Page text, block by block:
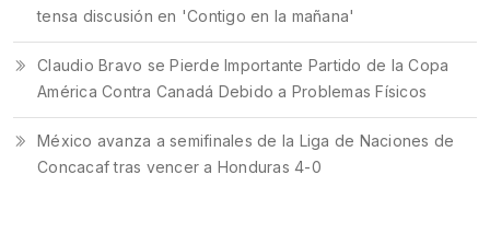
tensa discusión en 'Contigo en la mañana'
Claudio Bravo se Pierde Importante Partido de la Copa
América Contra Canadá Debido a Problemas Físicos
México avanza a semifinales de la Liga de Naciones de
Concacaf tras vencer a Honduras 4-0